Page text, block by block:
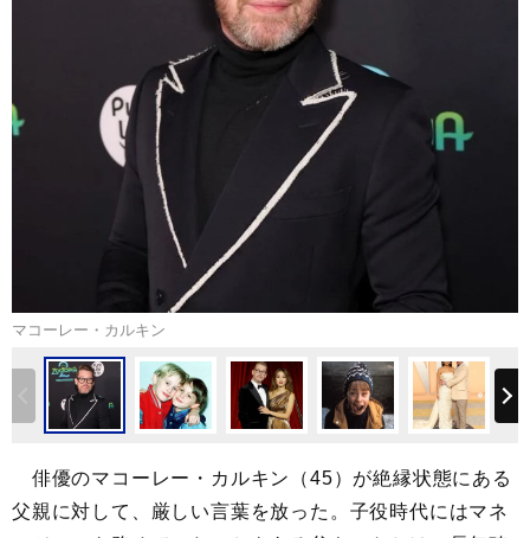
マコーレー・カルキン
俳優のマコーレー・カルキン（45）が絶縁状態にある
父親に対して、厳しい言葉を放った。子役時代にはマネ